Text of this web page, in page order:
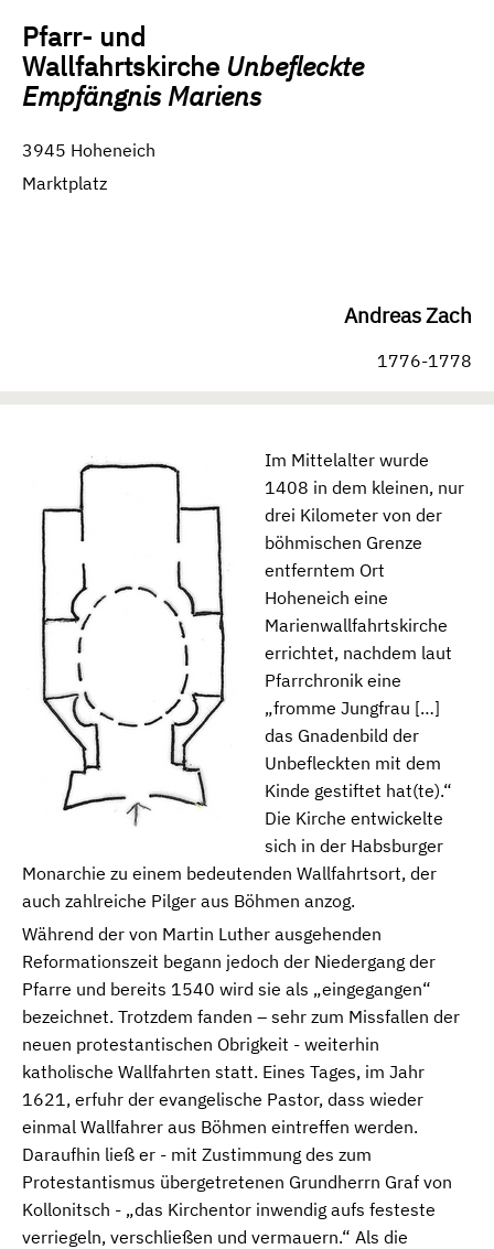
Pfarr- und
Wallfahrtskirche Unbefleckte
Empfängnis Mariens
3945 Hoheneich
Marktplatz
Andreas Zach
1776-1778
Im Mittelalter wurde
1408 in dem kleinen, nur
drei Kilometer von der
böhmischen Grenze
entferntem Ort
Hoheneich eine
Marienwallfahrtskirche
errichtet, nachdem laut
Pfarrchronik eine
„fromme Jungfrau […]
das Gnadenbild der
Unbefleckten mit dem
Kinde gestiftet hat(te).“
Die Kirche entwickelte
sich in der Habsburger
Monarchie zu einem bedeutenden Wallfahrtsort, der
auch zahlreiche Pilger aus Böhmen anzog.
Während der von Martin Luther ausgehenden
Reformationszeit begann jedoch der Niedergang der
Pfarre und bereits 1540 wird sie als „eingegangen“
bezeichnet. Trotzdem fanden – sehr zum Missfallen der
neuen protestantischen Obrigkeit - weiterhin
katholische Wallfahrten statt. Eines Tages, im Jahr
1621, erfuhr der evangelische Pastor, dass wieder
einmal Wallfahrer aus Böhmen eintreffen werden.
Daraufhin ließ er - mit Zustimmung des zum
Protestantismus übergetretenen Grundherrn Graf von
Kollonitsch - „das Kirchentor inwendig aufs festeste
verriegeln, verschließen und vermauern.“ Als die